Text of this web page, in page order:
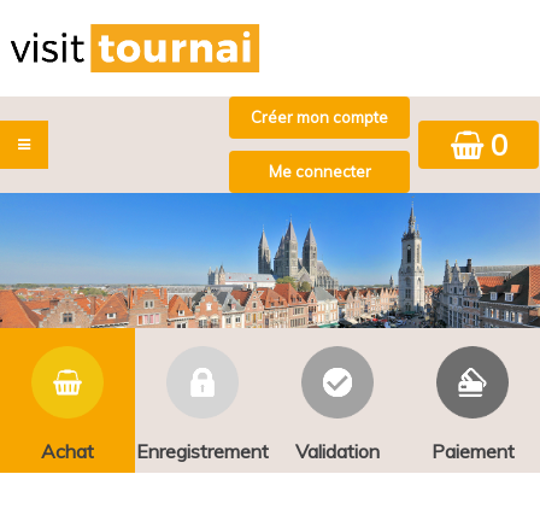
0
Achat Enregistrement Validation Paiement